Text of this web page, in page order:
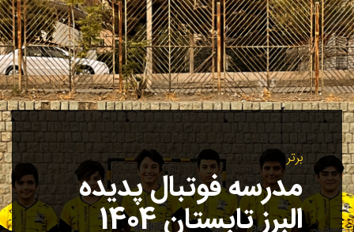
برتر
شرکت در فستیوال
هیات فوتبال استان